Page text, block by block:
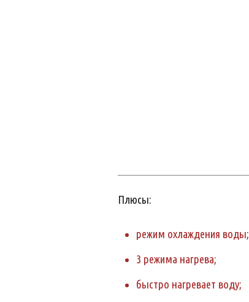
Плюсы:
режим охлаждения воды;
3 режима нагрева;
быстро нагревает воду;